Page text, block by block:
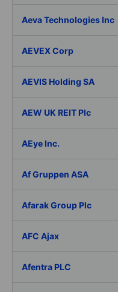
Aeva Technologies Inc
AEVEX Corp
AEVIS Holding SA
AEW UK REIT Plc
AEye Inc.
Af Gruppen ASA
Afarak Group Plc
AFC Ajax
Afentra PLC